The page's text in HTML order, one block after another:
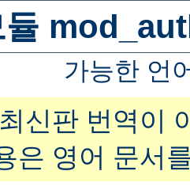
듈
가능한 언
신판 번역이
은 영어 문서